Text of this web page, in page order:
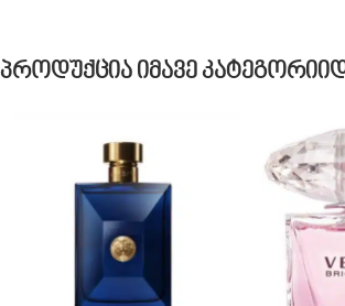
Პროდუქცია Იმავე